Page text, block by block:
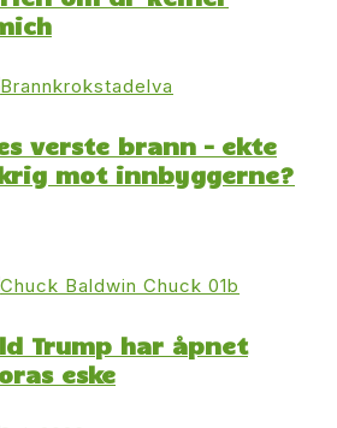
verste brann – ekte
mot innbyggerne?
Trump har åpnet
eske